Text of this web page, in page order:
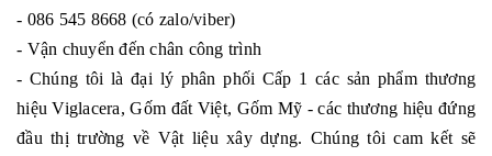
- 086 545 8668 (có zalo/viber)
- Vận chuyển đến chân công trình
- Chúng tôi là đại lý phân phối Cấp 1 các sản phẩm thương
hiệu Viglacera, Gốm đất Việt, Gốm Mỹ - các thương hiệu đứng
đầu thị trường về Vật liệu xây dựng. Chúng tôi cam kết sẽ